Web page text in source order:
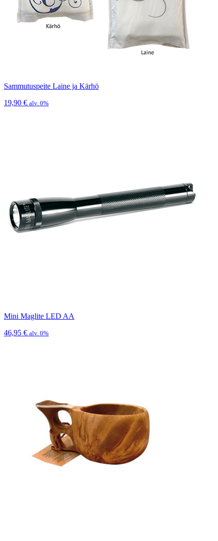
Sammutuspeite Laine ja Kärhö
19,90 € alv. 0%
Mini Maglite LED AA
46,95 € alv. 0%